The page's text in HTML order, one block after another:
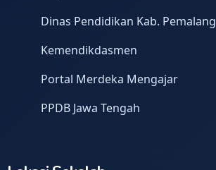
Dinas Pendidikan Kab. Pemalang
Kemendikdasmen
Portal Merdeka Mengajar
PPDB Jawa Tengah